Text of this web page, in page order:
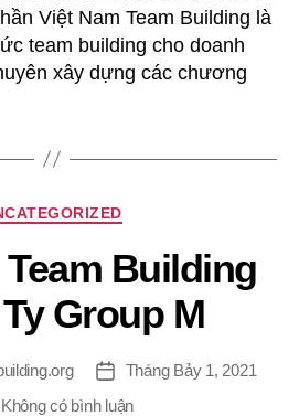
Ty
Employment
Hero
Việt Nam Team Building là
team building cho doanh
xây dựng các chương
Chuyên
Building
Group M
Ngày
đăng
Tháng Bảy 1, 2021
Không có bình luậnở